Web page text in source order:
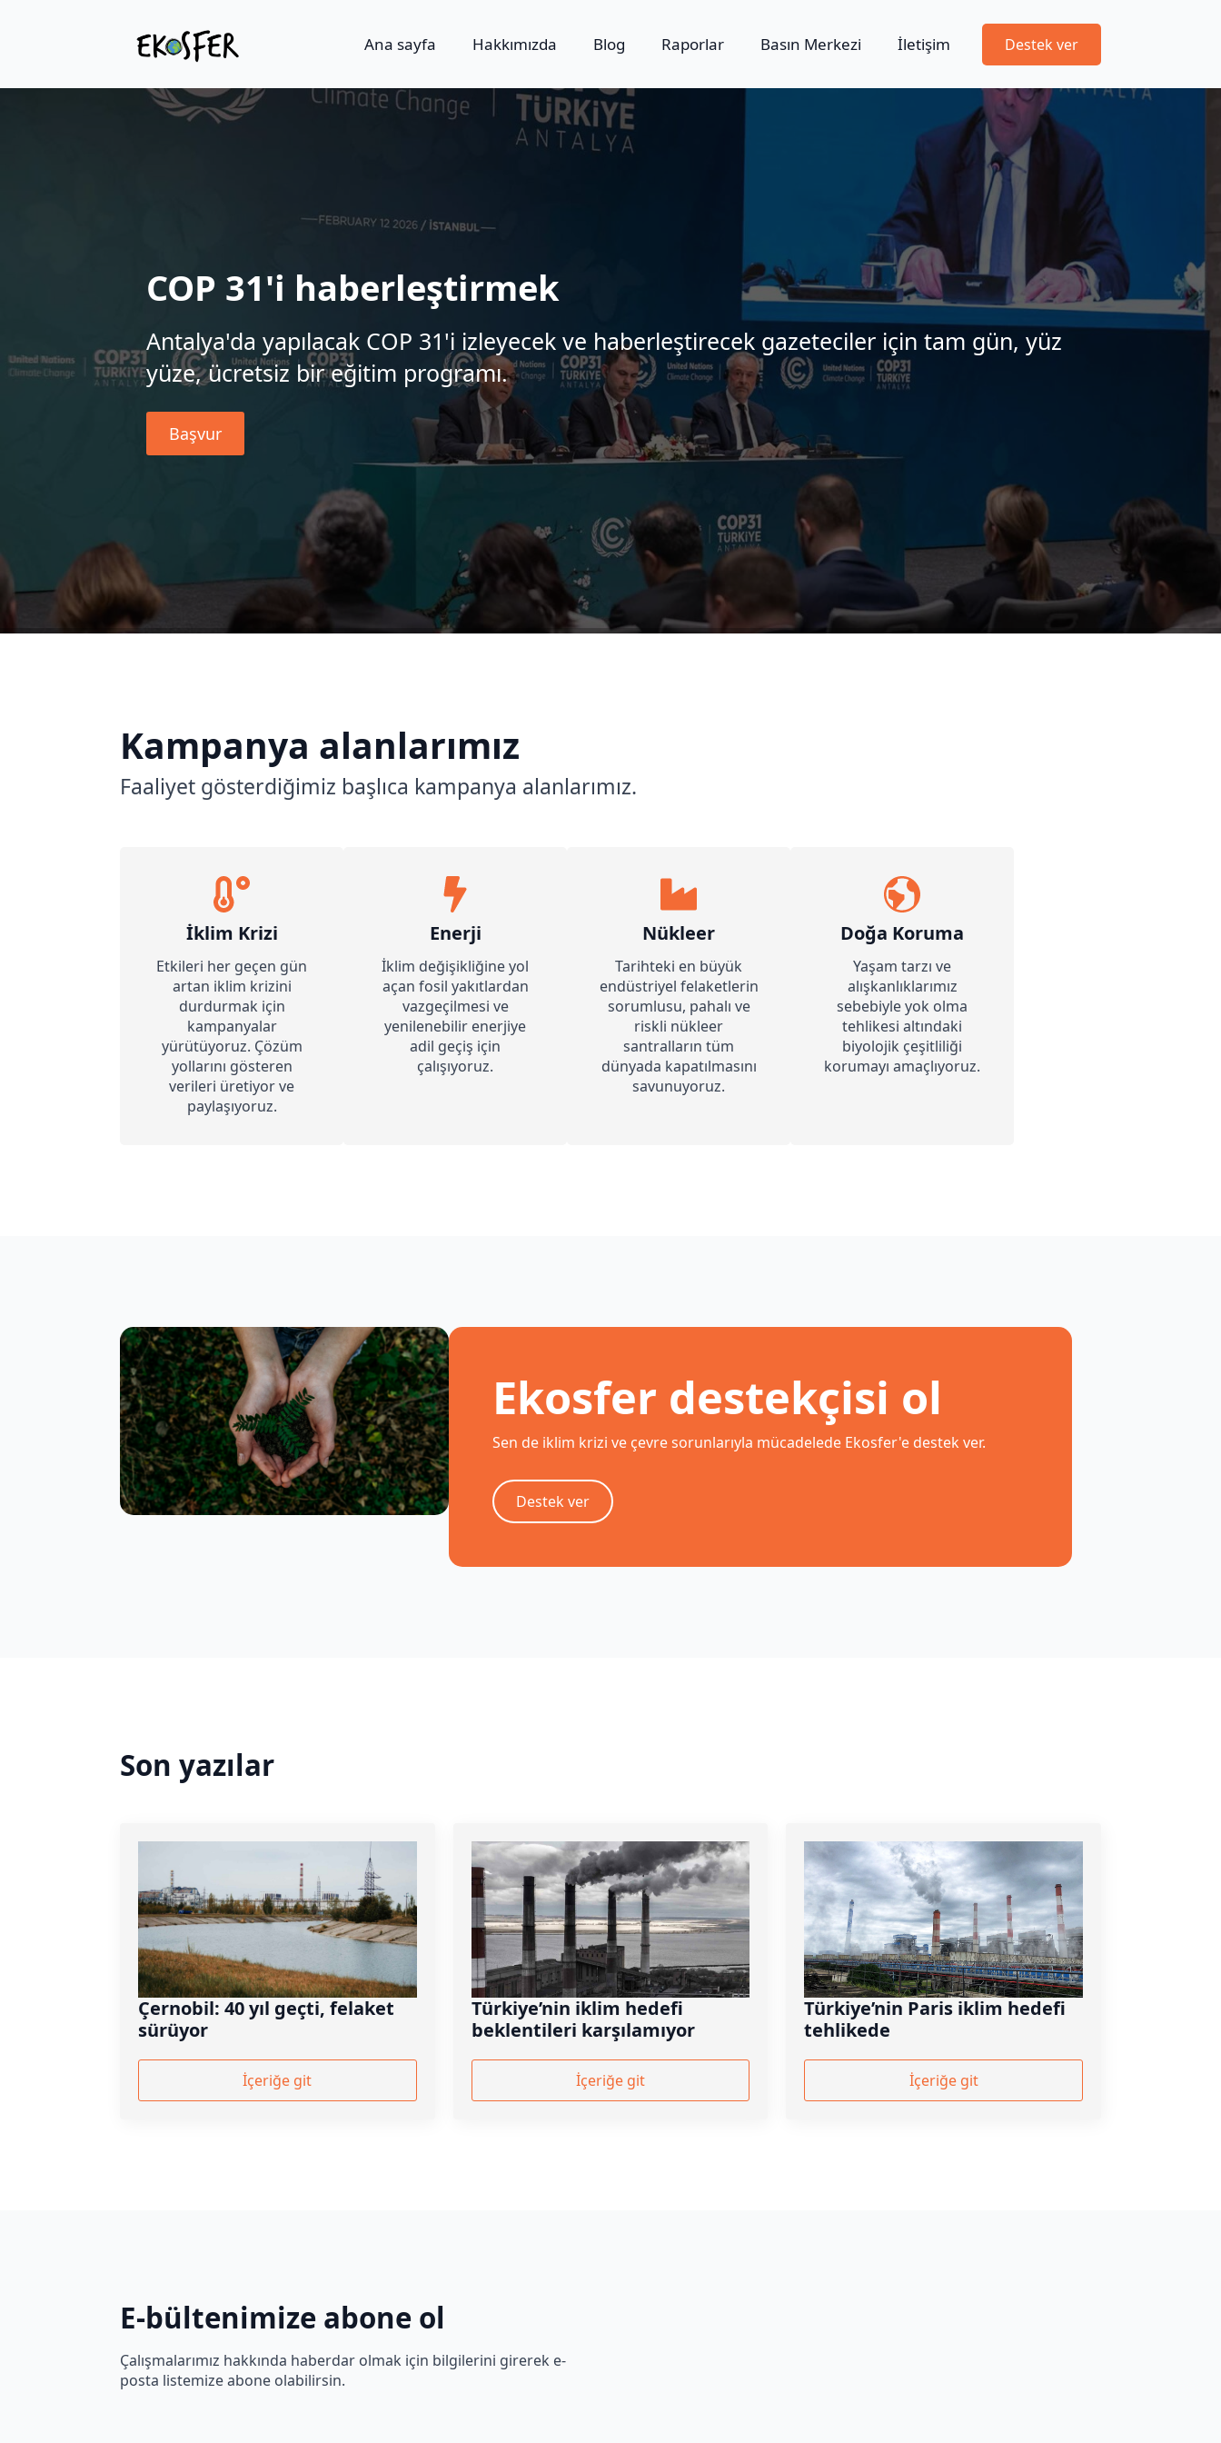
Ana sayfa Hakkımızda Blog Raporlar Basın Merkezi İletişim Destek ver
COP 31'i haberleştirmek
Antalya'da yapılacak COP 31'i izleyecek ve haberleştirecek gazeteciler için tam gün, yüz
yüze, ücretsiz bir eğitim programı.
Başvur
Kampanya alanlarımız
Faaliyet gösterdiğimiz başlıca kampanya alanlarımız.
İklim Krizi
Etkileri her geçen gün
artan iklim krizini
durdurmak için
kampanyalar
yürütüyoruz. Çözüm
yollarını gösteren
verileri üretiyor ve
paylaşıyoruz.
Enerji
İklim değişikliğine yol
açan fosil yakıtlardan
vazgeçilmesi ve
yenilenebilir enerjiye
adil geçiş için
çalışıyoruz.
Nükleer
Tarihteki en büyük
endüstriyel felaketlerin
sorumlusu, pahalı ve
riskli nükleer
santralların tüm
dünyada kapatılmasını
savunuyoruz.
Doğa Koruma
Yaşam tarzı ve
alışkanlıklarımız
sebebiyle yok olma
tehlikesi altındaki
biyolojik çeşitliliği
korumayı amaçlıyoruz.
Ekosfer destekçisi ol
Sen de iklim krizi ve çevre sorunlarıyla mücadelede Ekosfer'e destek ver.
Destek ver
Son yazılar
Çernobil: 40 yıl geçti, felaket
sürüyor
İçeriğe git
Türkiye’nin iklim hedefi
beklentileri karşılamıyor
İçeriğe git
Türkiye’nin Paris iklim hedefi
tehlikede
İçeriğe git
E-bültenimize abone ol
Çalışmalarımız hakkında haberdar olmak için bilgilerini girerek e-
posta listemize abone olabilirsin.